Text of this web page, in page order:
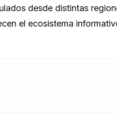
desde distintas
el ecosistema